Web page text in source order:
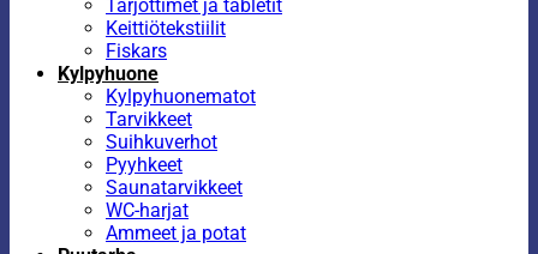
Tarjottimet ja tabletit
Keittiötekstiilit
Fiskars
Kylpyhuone
Kylpyhuonematot
Tarvikkeet
Suihkuverhot
Pyyhkeet
Saunatarvikkeet
WC-harjat
Ammeet ja potat